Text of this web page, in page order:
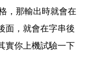
，那輸出時就會在
面，就會在字串後
實你上機試驗一下